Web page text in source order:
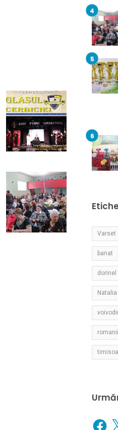
Varset
banat
dorinel
X